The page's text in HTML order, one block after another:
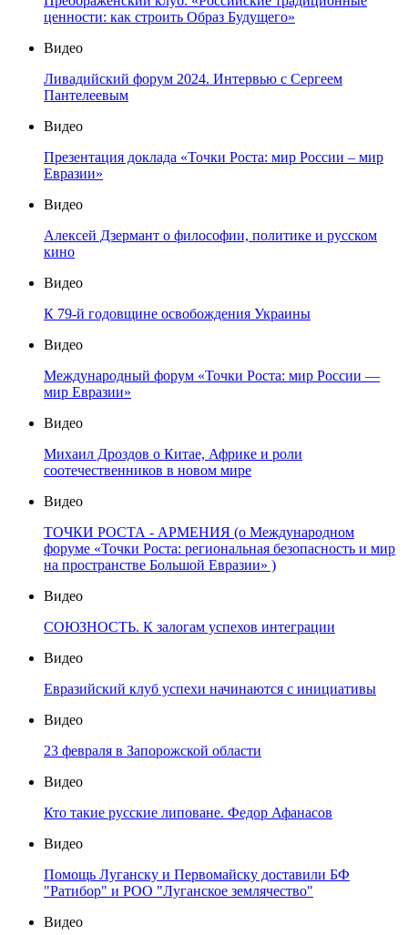
ценности: как строить Образ Будущего»
Видео
Ливадийский форум 2024. Интервью с Сергеем
Пантелеевым
Видео
Презентация доклада «Точки Роста: мир России – мир
Евразии»
Видео
Алексей Дзермант о философии, политике и русском
кино
Видео
К 79-й годовщине освобождения Украины
Видео
Международный форум «Точки Роста: мир России —
мир Евразии»
Видео
Михаил Дроздов о Китае, Африке и роли
соотечественников в новом мире
Видео
ТОЧКИ РОСТА - АРМЕНИЯ (о Международном
форуме «Точки Роста: региональная безопасность и мир
на пространстве Большой Евразии» )
Видео
СОЮЗНОСТЬ. К залогам успехов интеграции
Видео
Евразийский клуб успехи начинаются с инициативы
Видео
23 февраля в Запорожской области
Видео
Кто такие русские липоване. Федор Афанасов
Видео
Помощь Луганску и Первомайску доставили БФ
"Ратибор" и РОО "Луганское землячество"
Видео